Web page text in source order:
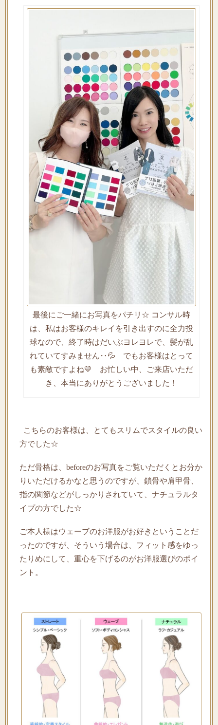
最後にご一緒にお写真をパチリ☆ コンサル時
は、私はお客様のキレイを引き出すのに全力投
球なので、終了時はだいぶヨレヨレで、髪が乱
れていてすみません‥💦 でもお客様はとって
も素敵ですよね💛 お忙しい中、ご来店いただ
き、本当にありがとうございました！
こちらのお客様は、とてもスリムでスタイルの良い
方でした☆
ただ骨格は、beforeのお写真をご覧いただくとお分か
りいただけるかなと思うのですが、鎖骨や肩甲骨、
指の関節などがしっかりされていて、ナチュラルタ
イプの方でした☆
ご本人様はウェーブのお洋服がお好きということだ
ったのですが、そういう場合は、フィット感をゆっ
たりめにして、重心を下げるのがお洋服選びのポイ
ント。